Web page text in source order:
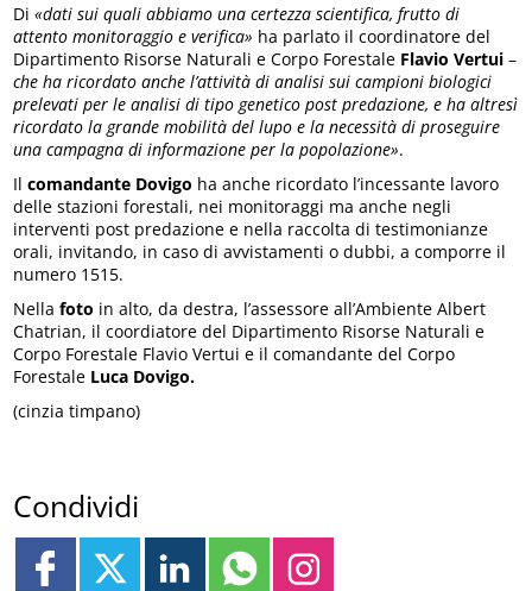
Di«dati sui quali abbiamo una certezza scientifica, frutto di
attento monitoraggio e verifica» ha parlato il coordinatore del
Dipartimento Risorse Naturali e Corpo Forestale Flavio Vertui –
che ha ricordato anche l’attività di analisi sui campioni biologici
prelevati per le analisi di tipo genetico post predazione, e ha altresì
ricordato la grande mobilità del lupo e la necessità di proseguire
una campagna di informazione per la popolazione».
Ilcomandante Dovigo ha anche ricordato l’incessante lavoro
delle stazioni forestali, nei monitoraggi ma anche negli
interventi post predazione e nella raccolta di testimonianze
orali, invitando, in caso di avvistamenti o dubbi, a comporre il
numero 1515.
Nella foto in alto, da destra, l’assessore all’Ambiente Albert
Chatrian, il coordiatore del Dipartimento Risorse Naturali e
Corpo Forestale Flavio Vertui e il comandante del Corpo
Forestale Luca Dovigo.
(cinzia timpano)
Condividi